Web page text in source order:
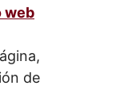
web
de